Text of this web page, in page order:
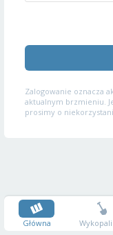
Zalogowanie oznacza
aktualnym brzmieniu.
prosimy o
Główna